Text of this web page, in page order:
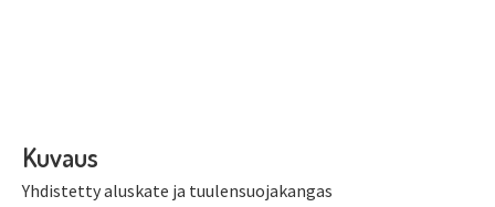
Kuvaus
Yhdistetty aluskate ja tuulensuojakangas